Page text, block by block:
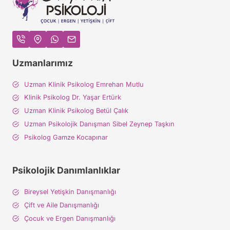
Uzmanlarımız
Uzman Klinik Psikolog Emrehan Mutlu
Klinik Psikolog Dr. Yaşar Ertürk
Uzman Klinik Psikolog Betül Çalık
Uzman Psikolojik Danışman Sibel Zeynep Taşkın
Psikolog Gamze Kocapınar
Psikolojik Danımlanlıklar
Bireysel Yetişkin Danışmanlığı
Çift ve Aile Danışmanlığı
Çocuk ve Ergen Danışmanlığı